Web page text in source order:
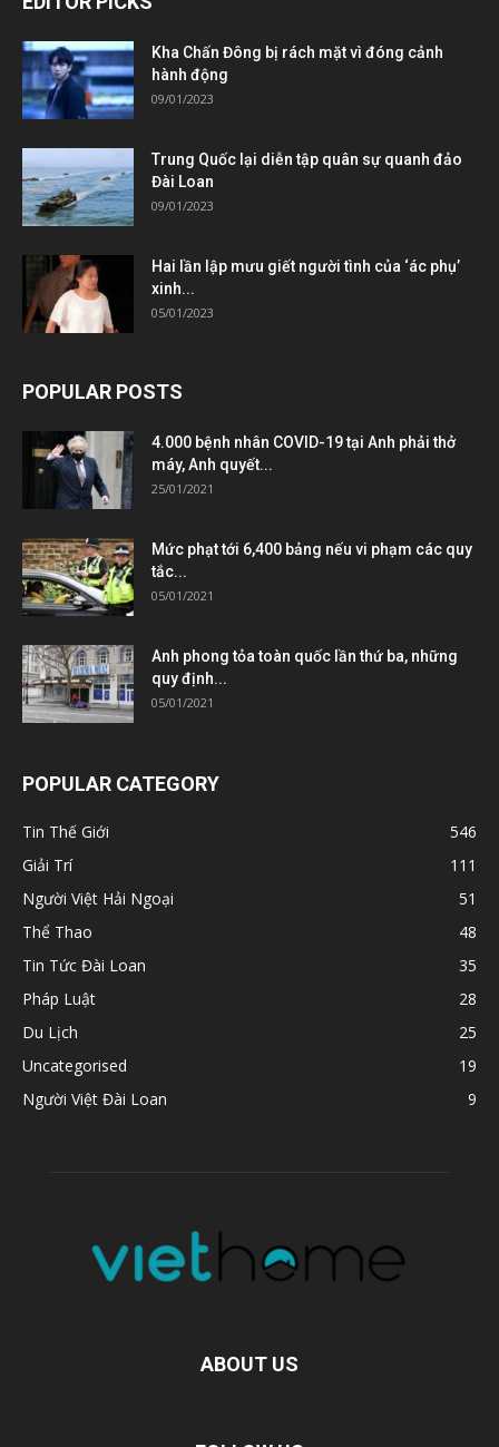
Kha Chấn Đông bị rách mặt vì đóng cảnh
hành động
09/01/2023
Trung Quốc lại diễn tập quân sự quanh đảo
Đài Loan
09/01/2023
Hai lần lập mưu giết người tình của ‘ác phụ’
xinh...
05/01/2023
POPULAR POSTS
4.000 bệnh nhân COVID-19 tại Anh phải thở
máy, Anh quyết...
25/01/2021
Mức phạt tới 6,400 bảng nếu vi phạm các quy
tắc...
05/01/2021
Anh phong tỏa toàn quốc lần thứ ba, những
quy định...
05/01/2021
POPULAR CATEGORY
Tin Thế Giới
546
Giải Trí
111
Người Việt Hải Ngoại
51
Thể Thao
48
Tin Tức Đài Loan
35
Pháp Luật
28
Du Lịch
25
Uncategorised
19
Người Việt Đài Loan
9
ABOUT US